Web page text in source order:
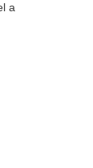
a